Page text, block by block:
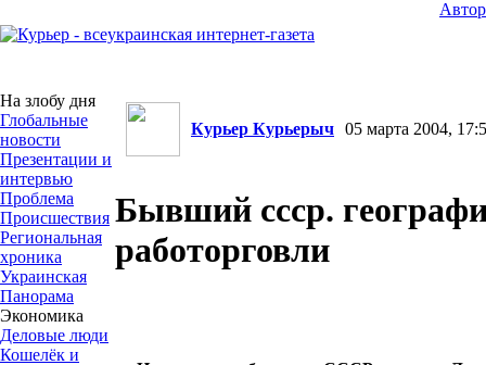
На злобу дня
Глобальные
новости
Презентации и
интервью
Проблема
Происшествия
Региональная
хроника
Украинская
Панорама
Экономика
Деловые люди
Кошелёк и
Курьер Курьерыч 05 марта 2004,
Бывший ссср.
работорговли